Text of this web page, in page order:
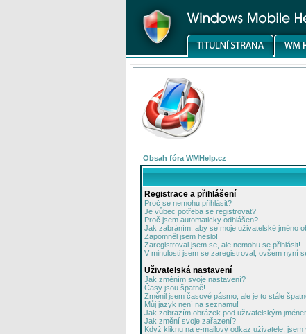
Obsah fóra WMHelp.cz
Registrace a přihlášení
Proč se nemohu přihlásit?
Je vůbec potřeba se registrovat?
Proč jsem automaticky odhlášen?
Jak zabráním, aby se moje uživatelské jméno
Zapomněl jsem heslo!
Zaregistroval jsem se, ale nemohu se přihlásit!
V minulosti jsem se zaregistroval, ovšem nyní
Uživatelská nastavení
Jak změním svoje nastavení?
Časy jsou špatně!
Změnil jsem časové pásmo, ale je to stále
Můj jazyk není na seznamu!
Jak zobrazím obrázek pod uživatelským
Jak změní svoje zařazení?
Když kliknu na e-mailový odkaz uživatele,